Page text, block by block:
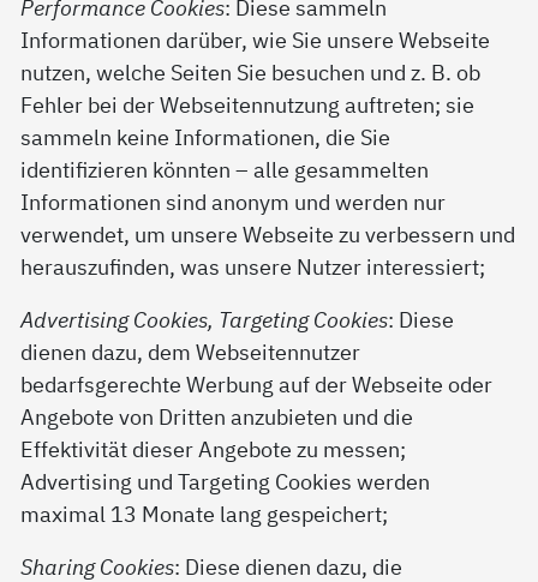
Performance Cookies: Diese sammeln
Informationen darüber, wie Sie unsere Webseite
nutzen, welche Seiten Sie besuchen und z. B. ob
Fehler bei der Webseitennutzung auftreten; sie
sammeln keine Informationen, die Sie
identifizieren könnten – alle gesammelten
Informationen sind anonym und werden nur
verwendet, um unsere Webseite zu verbessern und
herauszufinden, was unsere Nutzer interessiert;
Advertising Cookies, Targeting Cookies: Diese
dienen dazu, dem Webseitennutzer
bedarfsgerechte Werbung auf der Webseite oder
Angebote von Dritten anzubieten und die
Effektivität dieser Angebote zu messen;
Advertising und Targeting Cookies werden
maximal 13 Monate lang gespeichert;
Sharing Cookies: Diese dienen dazu, die